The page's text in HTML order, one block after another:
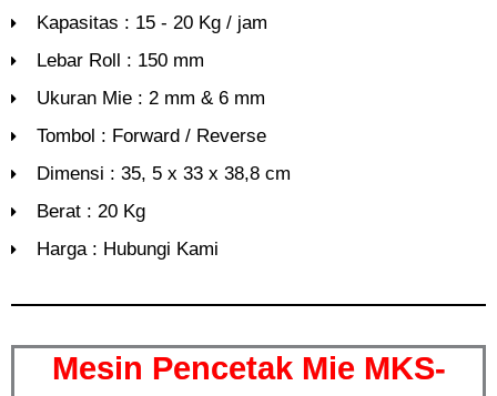
Kapasitas : 15 - 20 Kg / jam
Lebar Roll : 150 mm
Ukuran Mie : 2 mm & 6 mm
Tombol : Forward / Reverse
Dimensi : 35, 5 x 33 x 38,8 cm
Berat : 20 Kg
Harga : Hubungi Kami
Mesin Pencetak Mie MKS-